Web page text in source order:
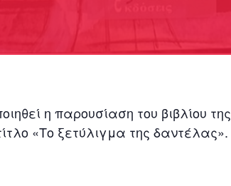
η παρουσίαση του βιβλίου της
«Το ξετύλιγμα της δαντέλας».